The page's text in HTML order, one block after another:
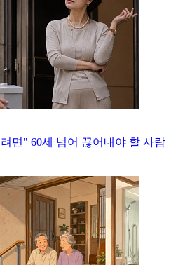
면" 60세 넘어 끊어내야 할 사람